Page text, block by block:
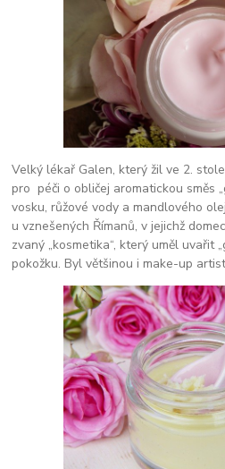
Velký lékař Galen, který žil ve 2.
pro péči o obličej aromatickou směs
vosku, růžové vody a mandlového
u vznešených Římanů, v jejichž
zvaný „kosmetika“, který uměl uvařit
pokožku. Byl většinou i make-up